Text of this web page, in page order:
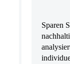
Sparen